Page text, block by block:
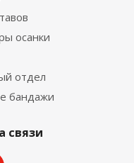
осанки
отдел
бандажи
связи